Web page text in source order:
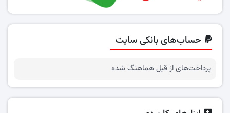
حساب‌های بانکی سایت
پرداخت‌های از قبل هماهنگ شده